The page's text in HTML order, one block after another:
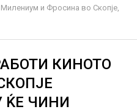
и Фросина во Скопје,
КИНОТО
ЌЕ ЧИНИ